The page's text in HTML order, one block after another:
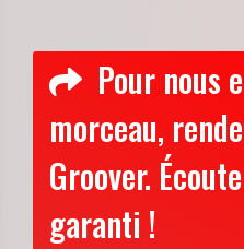
Pour nous
morceau,
Groover.
garanti !